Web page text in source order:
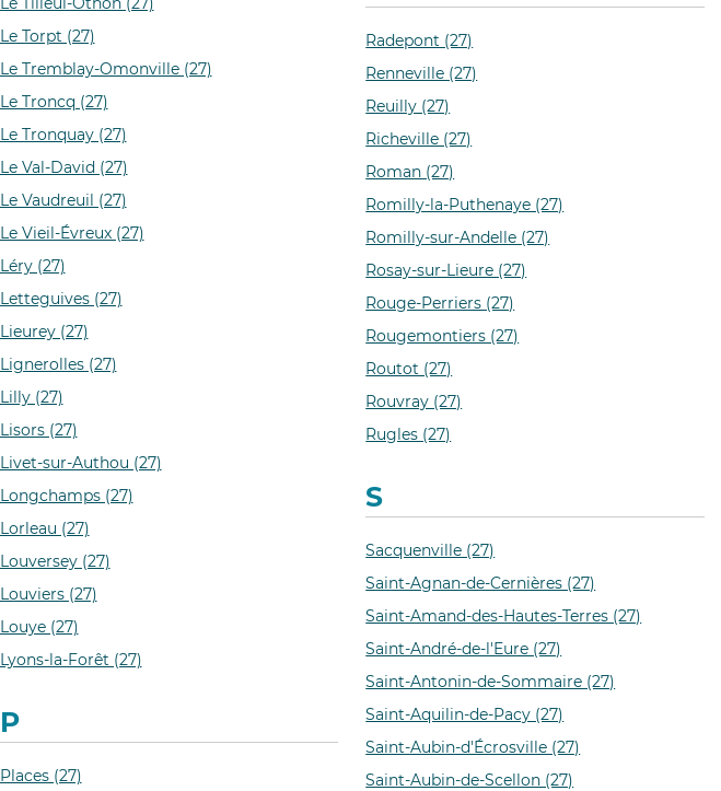
Le Torpt (27)
Le Tremblay-Omonville (27)
Le Troncq (27)
Le Tronquay (27)
Le Val-David (27)
Le Vaudreuil (27)
Le Vieil-Évreux (27)
Léry (27)
Letteguives (27)
Lieurey (27)
Lignerolles (27)
Lilly (27)
Lisors (27)
Livet-sur-Authou (27)
Longchamps (27)
Lorleau (27)
Louversey (27)
Louviers (27)
Louye (27)
Lyons-la-Forêt (27)
P
Places (27)
Radepont (27)
Renneville (27)
Reuilly (27)
Richeville (27)
Roman (27)
Romilly-la-Puthenaye (27)
Romilly-sur-Andelle (27)
Rosay-sur-Lieure (27)
Rouge-Perriers (27)
Rougemontiers (27)
Routot (27)
Rouvray (27)
Rugles (27)
S
Sacquenville (27)
Saint-Agnan-de-Cernières (27)
Saint-Amand-des-Hautes-Terres (27)
Saint-André-de-l'Eure (27)
Saint-Antonin-de-Sommaire (27)
Saint-Aquilin-de-Pacy (27)
Saint-Aubin-d'Écrosville (27)
Saint-Aubin-de-Scellon (27)